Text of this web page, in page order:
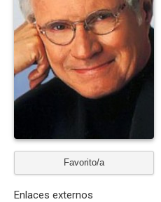
Favorito/a
Enlaces externos